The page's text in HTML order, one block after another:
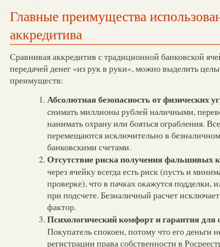
Главные преимущества
аккредитива
Сравнивая аккредитив с традиционной банковской
передачей денег «из рук в руки», можно выделить
преимуществ:
Абсолютная безопасность от физических
снимать миллионы рублей наличными,
нанимать охрану или бояться ограбления.
перемещаются исключительно в
банковскими счетами.
Отсутствие риска получения фальшивых
через ячейку всегда есть риск (пусть и
проверке), что в пачках окажутся подделки,
при подсчете. Безналичный расчет
фактор.
Психологический комфорт и гарантия для
Покупатель спокоен, потому что его деньги
регистрации права собственности в